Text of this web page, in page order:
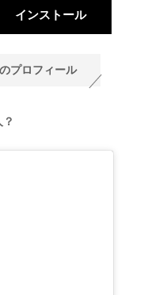
インストール
プロフィール